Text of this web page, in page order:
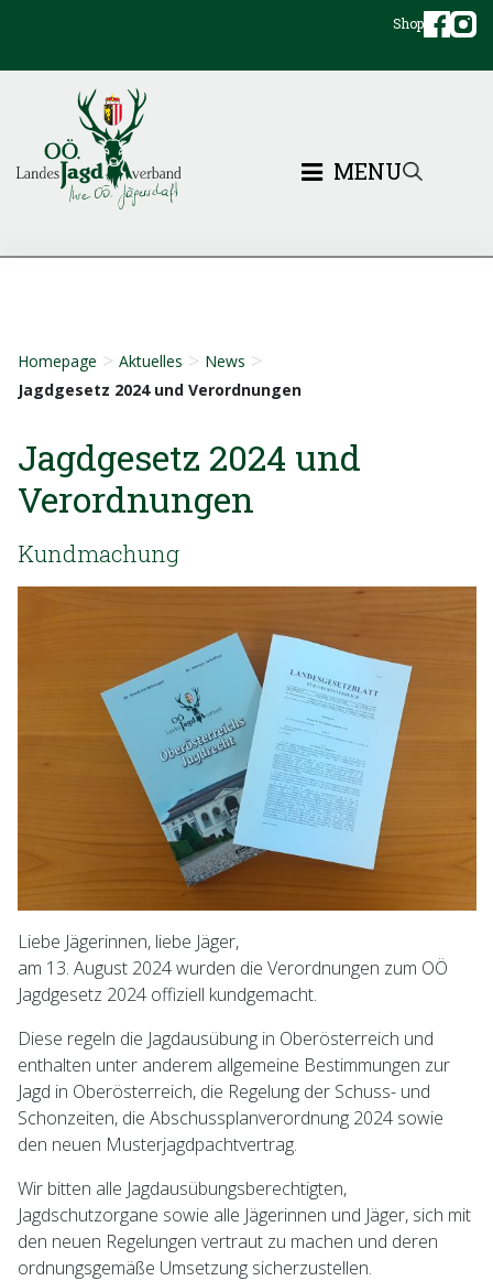
Shop
MENU
Homepage > Aktuelles > News >
Jagdgesetz 2024 und Verordnungen
Jagdgesetz 2024 und
Verordnungen
Kundmachung
Liebe Jägerinnen, liebe Jäger,
am 13. August 2024 wurden die Verordnungen zum OÖ
Jagdgesetz 2024 offiziell kundgemacht.
Diese regeln die Jagdausübung in Oberösterreich und
enthalten unter anderem allgemeine Bestimmungen zur
Jagd in Oberösterreich, die Regelung der Schuss- und
Schonzeiten, die Abschussplanverordnung 2024 sowie
den neuen Musterjagdpachtvertrag.
Wir bitten alle Jagdausübungsberechtigten,
Jagdschutzorgane sowie alle Jägerinnen und Jäger, sich mit
den neuen Regelungen vertraut zu machen und deren
ordnungsgemäße Umsetzung sicherzustellen.